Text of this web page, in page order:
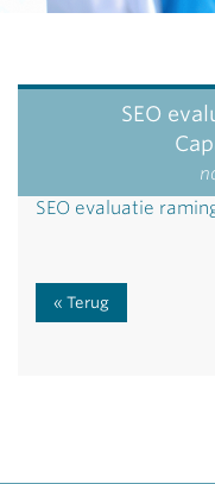
SEO
SEO evaluatie
Terug